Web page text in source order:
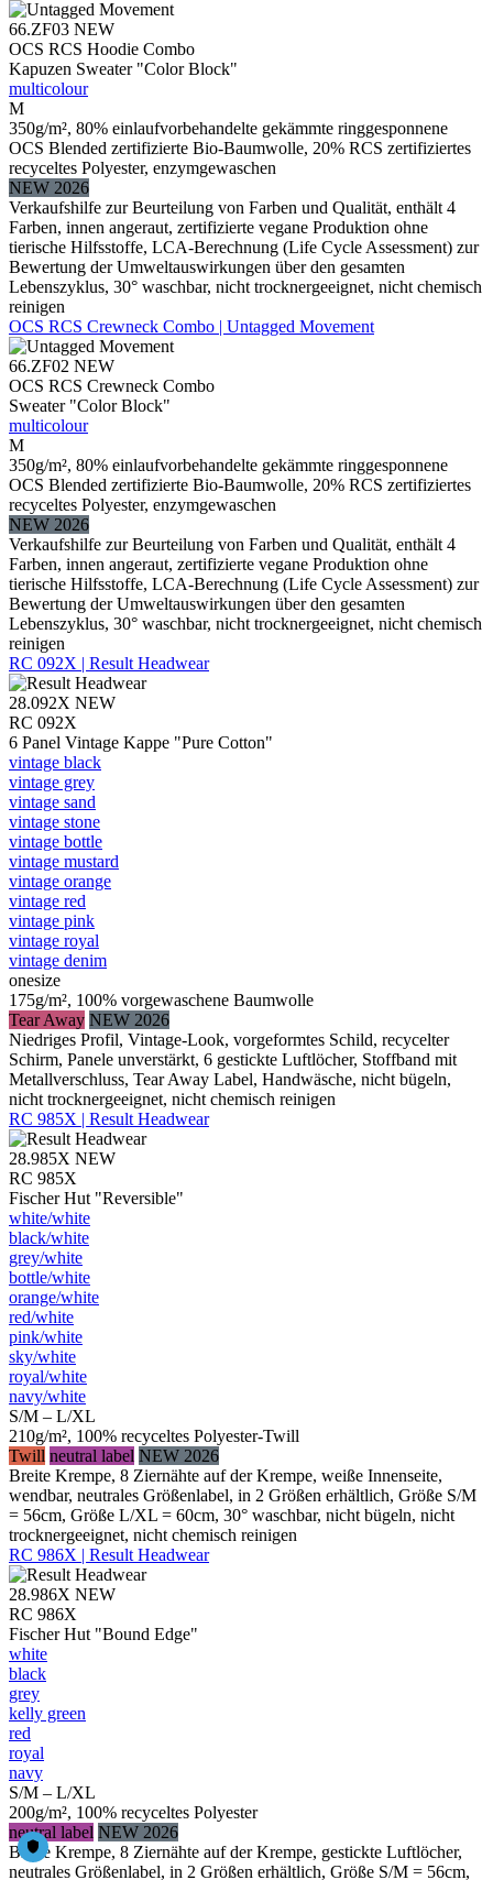
66.ZF03 NEW
OCS RCS Hoodie Combo
Kapuzen Sweater "Color Block"
multicolour
M
350g/m², 80% einlaufvorbehandelte gekämmte ringgesponnene
OCS Blended zertifizierte Bio-Baumwolle, 20% RCS zertifiziertes
recyceltes Polyester, enzymgewaschen
NEW 2026
Verkaufshilfe zur Beurteilung von Farben und Qualität, enthält 4
Farben, innen angeraut, zertifizierte vegane Produktion ohne
tierische Hilfsstoffe, LCA-Berechnung (Life Cycle Assessment) zur
Bewertung der Umweltauswirkungen über den gesamten
Lebenszyklus, 30° waschbar, nicht trocknergeeignet, nicht chemisch
reinigen
OCS RCS Crewneck Combo | Untagged Movement
66.ZF02 NEW
OCS RCS Crewneck Combo
Sweater "Color Block"
multicolour
M
350g/m², 80% einlaufvorbehandelte gekämmte ringgesponnene
OCS Blended zertifizierte Bio-Baumwolle, 20% RCS zertifiziertes
recyceltes Polyester, enzymgewaschen
NEW 2026
Verkaufshilfe zur Beurteilung von Farben und Qualität, enthält 4
Farben, innen angeraut, zertifizierte vegane Produktion ohne
tierische Hilfsstoffe, LCA-Berechnung (Life Cycle Assessment) zur
Bewertung der Umweltauswirkungen über den gesamten
Lebenszyklus, 30° waschbar, nicht trocknergeeignet, nicht chemisch
reinigen
RC 092X | Result Headwear
28.092X NEW
RC 092X
6 Panel Vintage Kappe "Pure Cotton"
vintage black
vintage grey
vintage sand
vintage stone
vintage bottle
vintage mustard
vintage orange
vintage red
vintage pink
vintage royal
vintage denim
onesize
175g/m², 100% vorgewaschene Baumwolle
Tear Away NEW 2026
Niedriges Profil, Vintage-Look, vorgeformtes Schild, recycelter
Schirm, Panele unverstärkt, 6 gestickte Luftlöcher, Stoffband mit
Metallverschluss, Tear Away Label, Handwäsche, nicht bügeln,
nicht trocknergeeignet, nicht chemisch reinigen
RC 985X | Result Headwear
28.985X NEW
RC 985X
Fischer Hut "Reversible"
white/​white
black/​white
grey/​white
bottle/​white
orange/​white
red/​white
pink/​white
sky/​white
royal/​white
navy/​white
S/M – L/XL
210g/m², 100% recyceltes Polyester-Twill
Twill neutral label NEW 2026
Breite Krempe, 8 Ziernähte auf der Krempe, weiße Innenseite,
wendbar, neutrales Größenlabel, in 2 Größen erhältlich, Größe S/M
= 56cm, Größe L/XL = 60cm, 30° waschbar, nicht bügeln, nicht
trocknergeeignet, nicht chemisch reinigen
RC 986X | Result Headwear
28.986X NEW
RC 986X
Fischer Hut "Bound Edge"
white
black
grey
kelly green
red
royal
navy
S/M – L/XL
200g/m², 100% recyceltes Polyester
neutral label NEW 2026
Breite Krempe, 8 Ziernähte auf der Krempe, gestickte Luftlöcher,
neutrales Größenlabel, in 2 Größen erhältlich, Größe S/M = 56cm,